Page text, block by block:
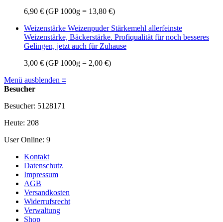
6,90 € (GP 1000g = 13,80 €)
Weizenstärke Weizenpuder Stärkemehl allerfeinste
Weizenstärke, Bäckerstärke. Profiqualität für noch besseres
Gelingen, jetzt auch für Zuhause
3,00 € (GP 1000g = 2,00 €)
Menü ausblenden ≡
Besucher
Besucher: 5128171
Heute: 208
User Online: 9
Kontakt
Datenschutz
Impressum
AGB
Versandkosten
Widerrufsrecht
Verwaltung
Shop